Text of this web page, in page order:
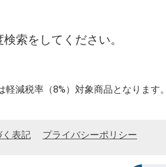
索をしてください。
減税率（8%）対象商品となります。
く表記 プライバシーポリシー